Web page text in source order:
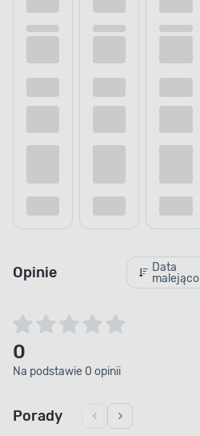
Opinie
Data
malejąco
0
Na podstawie 0 opinii
Porady